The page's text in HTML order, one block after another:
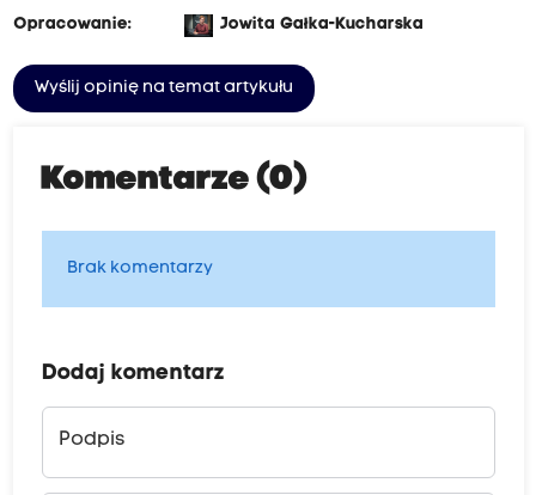
Opracowanie:
Jowita Gałka-Kucharska
Wyślij opinię na temat artykułu
Komentarze (0)
Brak komentarzy
Dodaj komentarz
Podpis